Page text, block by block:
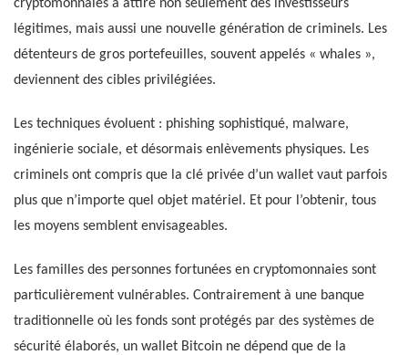
cryptomonnaies a attiré non seulement des investisseurs
légitimes, mais aussi une nouvelle génération de criminels. Les
détenteurs de gros portefeuilles, souvent appelés « whales »,
deviennent des cibles privilégiées.
Les techniques évoluent : phishing sophistiqué, malware,
ingénierie sociale, et désormais enlèvements physiques. Les
criminels ont compris que la clé privée d’un wallet vaut parfois
plus que n’importe quel objet matériel. Et pour l’obtenir, tous
les moyens semblent envisageables.
Les familles des personnes fortunées en cryptomonnaies sont
particulièrement vulnérables. Contrairement à une banque
traditionnelle où les fonds sont protégés par des systèmes de
sécurité élaborés, un wallet Bitcoin ne dépend que de la